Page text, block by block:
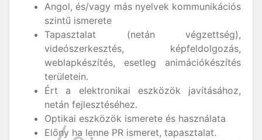
Angol, és/vagy más nyelvek kommunikációs
szintű ismerete
Tapasztalat (netán végzettség),
videószerkesztés, képfeldolgozás,
weblapkészítés, esetleg animációkészítés
területein.
Ért a elektronikai eszközök javításához,
netán fejlesztéséhez.
Optikai eszközök ismerete és használata
Előny ha lenne PR ismeret, tapasztalat.